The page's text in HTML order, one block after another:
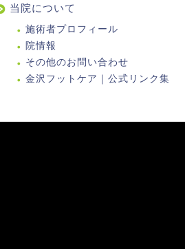
当院について
施術者プロフィール
院情報
その他のお問い合わせ
金沢フットケア｜公式リンク集